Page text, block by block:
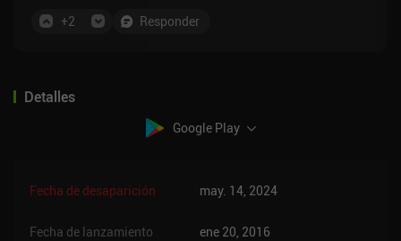
+2 Responder
Detalles
Google Play
Fecha de desaparición may. 14, 2024
Fecha de lanzamiento ene 20, 2016